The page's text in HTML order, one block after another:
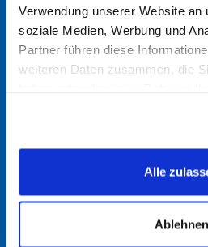
Verwendung unserer Website an
soziale Medien, Werbung und
Partner führen diese
weiteren Daten zusammen, die
Alle
Ablehnen
helfen Ihnen, ein passendes
Batteriefinder nutzen
Eingabe von Verbrauch und
Im Handbuch nachsehen